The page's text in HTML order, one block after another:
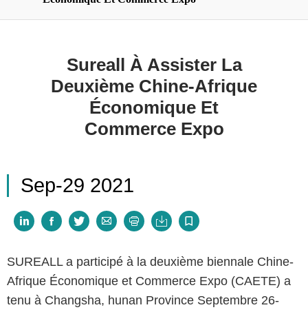
Sureall À Assister La
Deuxième Chine-Afrique
Économique Et
Commerce Expo
Sep-29 2021
      
SUREALL a participé à la deuxième biennale Chine-
Afrique Économique et Commerce Expo (CAETE) a
tenu à Changsha, hunan Province Septembre 26-